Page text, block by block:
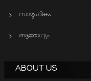
സാമൂഹികം
ആരോഗ്യം
ABOUT US